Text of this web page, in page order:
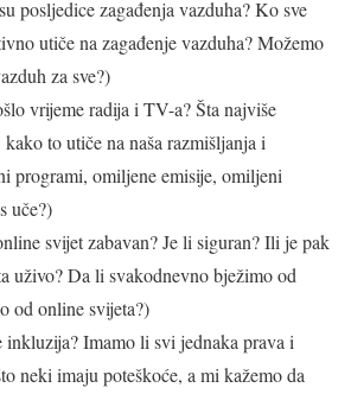
posljedice zagađenja vazduha? Ko sve
utiče na zagađenje vazduha? Možemo
za sve?)
vrijeme radija i TV-a? Šta najviše
to utiče na naša razmišljanja i
programi, omiljene emisije, omiljeni
uče?)
svijet zabavan? Je li siguran? Ili je pak
uživo? Da li svakodnevno bježimo od
od online svijeta?)
inkluzija? Imamo li svi jednaka prava i
neki imaju poteškoće, a mi kažemo da